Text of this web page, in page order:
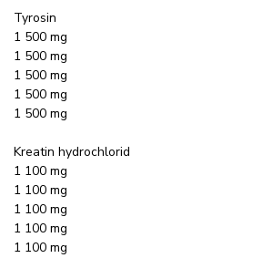
Tyrosin
1 500 mg
1 500 mg
1 500 mg
1 500 mg
1 500 mg
Kreatin hydrochlorid
1 100 mg
1 100 mg
1 100 mg
1 100 mg
1 100 mg